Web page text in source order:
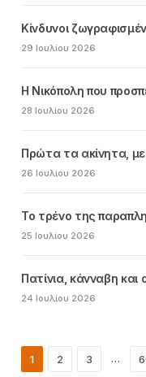
Κίνδυνοι
29 Ιουλίου 2026
Η Νικόπολη που
28 Ιουλίου 2026
Πρώτα τα ακίνητα,
26 Ιουλίου 2026
Το τρένο της
25 Ιουλίου 2026
Πατίνια, κάνναβη και
24 Ιουλίου 2026
1 2 3 …